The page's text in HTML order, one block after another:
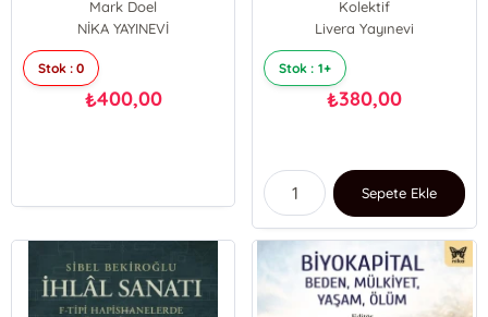
Mark Doel
NİKA YAYINEVİ
Stok : 0
₺400,00
ve Hafıza
Kolektif
Livera Yayınevi
Stok : 1+
₺380,00
Sepete Ekle